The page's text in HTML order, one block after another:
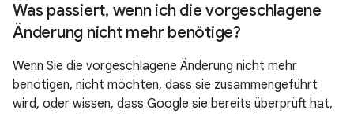
Was passiert, wenn ich die vorgeschlagene
Änderung nicht mehr benötige?
Wenn Sie die vorgeschlagene Änderung nicht mehr
benötigen, nicht möchten, dass sie zusammengeführt
wird, oder wissen, dass Google sie bereits überprüft hat,